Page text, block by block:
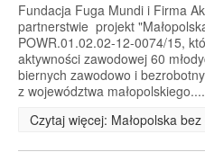
Fundacja Fuga Mundi i Firma
partnerstwie projekt
POWR.01.02.02-12-0074/15,
aktywności zawodowej 60
biernych zawodowo i
z województwa małopolskiego....
Czytaj więcej: Małopolska